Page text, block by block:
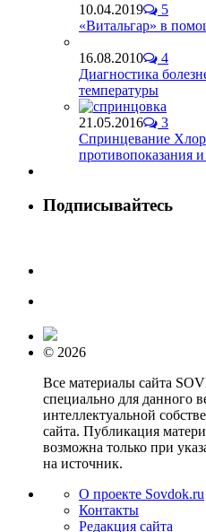
10.04.2019
5
«Витальгар» в
16.08.2010
4
Диагностика
температуры
21.05.2016
3
Спринцевание
противопоказания
Подписывайтесь
© 2026
Все материалы сайта
специально для данного
интеллектуальной
сайта. Публикация
возможна только при
на источник.
О проекте Sovdok.ru
Контакты
Редакция сайта